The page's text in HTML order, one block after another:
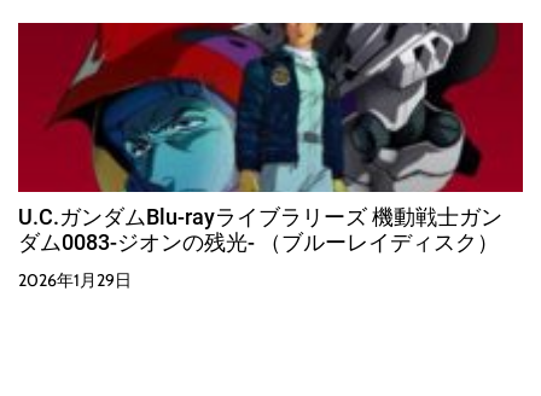
U.C.ガンダムBlu-rayライブラリーズ 機動戦士ガン
ダム0083-ジオンの残光- （ブルーレイディスク）
2026年1月29日